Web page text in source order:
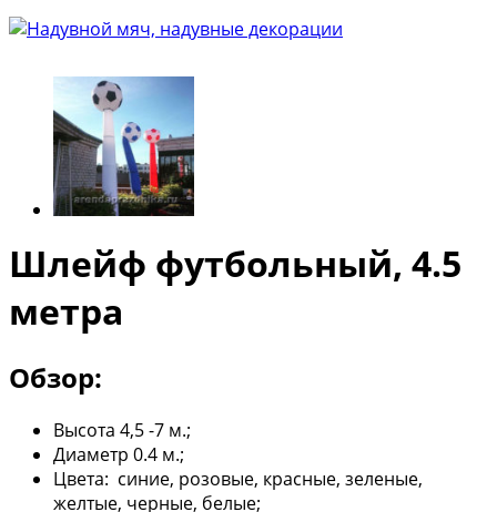
Шлейф футбольный, 4.5
метра
Обзор:
Высота 4,5 -7 м.;
Диаметр 0.4 м.;
Цвета: синие, розовые, красные, зеленые,
желтые, черные, белые;